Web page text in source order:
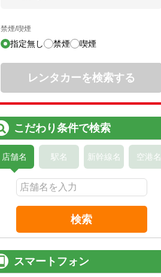
禁煙/喫煙
指定無し 禁煙 喫煙
レンタカーを検索する
こだわり条件で検索
店舗名 駅名 新幹線名 空港名
検索
スマートフォン